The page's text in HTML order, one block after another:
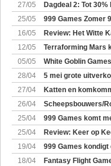
27/05
Dagdeal 2: Tot
25/05
999 Games Zomer
16/05
Review: Het Witte
12/05
Terraforming Mars
05/05
White Goblin
28/04
5 mei grote
27/04
Katten en
26/04
Scheepsbouwers/
25/04
999 Games komt
25/04
Review: Keer op
19/04
999 Games
18/04
Fantasy Flight